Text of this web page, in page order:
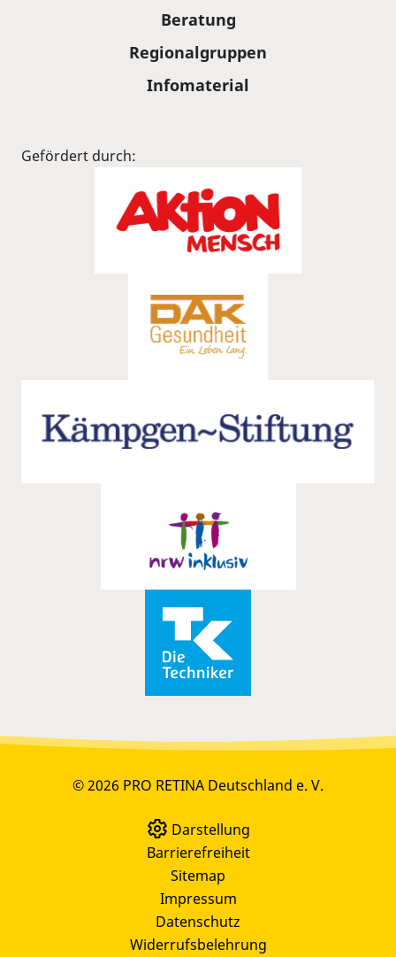
Beratung
Regionalgruppen
Infomaterial
Gefördert durch:
© 2026 PRO RETINA Deutschland e. V.
Darstellung
Barrierefreiheit
Sitemap
Impressum
Datenschutz
Widerrufsbelehrung